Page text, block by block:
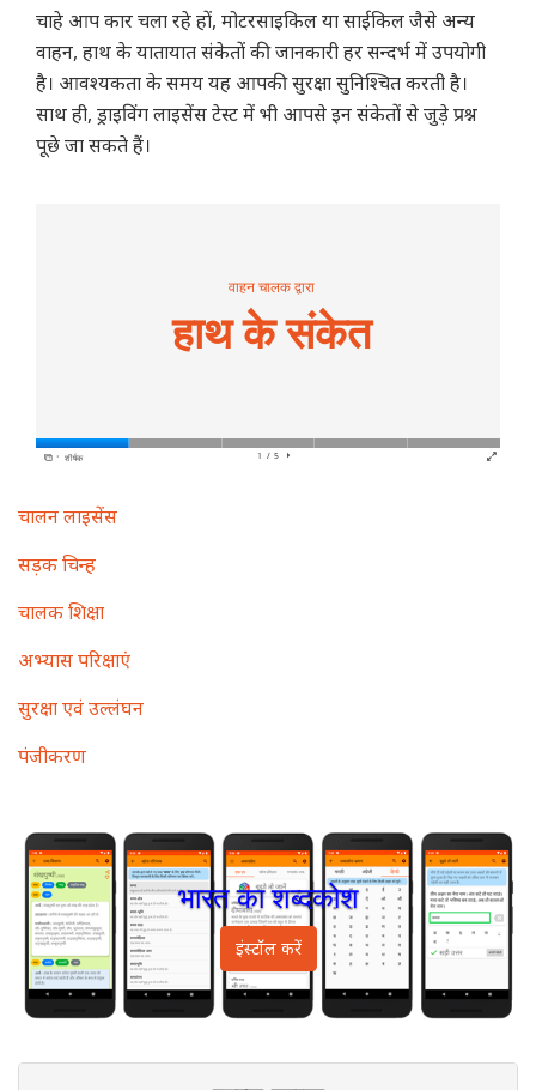
चाहे आप कार चला रहे हों, मोटरसाइकिल या साईकिल जैसे अन्य
वाहन, हाथ के यातायात संकेतों की जानकारी हर सन्दर्भ में उपयोगी
है। आवश्यकता के समय यह आपकी सुरक्षा सुनिश्चित करती है।
साथ ही, ड्राइविंग लाइसेंस टेस्ट में भी आपसे इन संकेतों से जुड़े प्रश्न
पूछे जा सकते हैं।
Main
navigation
चालन लाइसेंस
सड़क चिन्ह
चालक शिक्षा
अभ्यास परिक्षाएं
सुरक्षा एवं उल्लंघन
पंजीकरण
भारत का शब्दकोश
इंस्टॉल करें